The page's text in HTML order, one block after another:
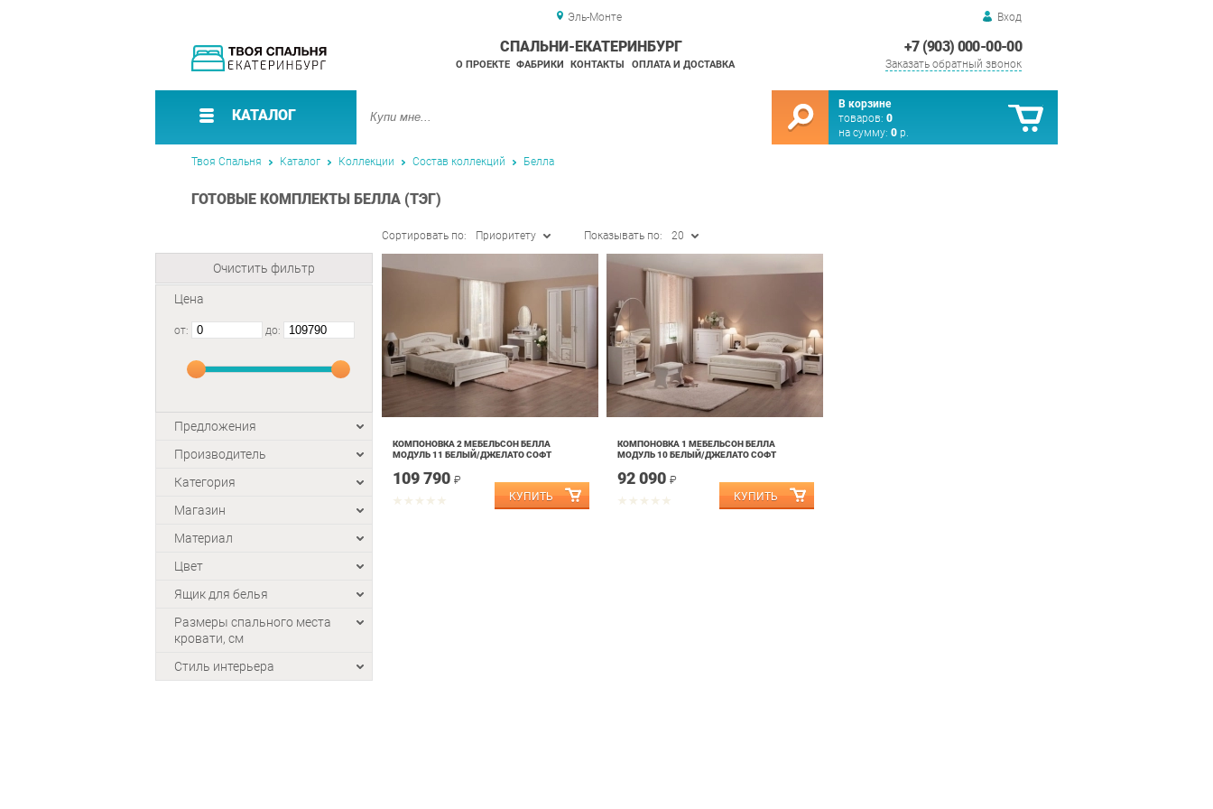
Эль-Монте Вход
+7 (903) 000-00-00
Заказать обратный звонок
СПАЛЬНИ-ЕКАТЕРИНБУРГ
О ПРОЕКТЕ ФАБРИКИ КОНТАКТЫ ОПЛАТА И ДОСТАВКА
КАТАЛОГ
В корзине
товаров: 0
на сумму: 0 р.
Твоя Спальня Каталог Коллекции Состав коллекций Белла
ГОТОВЫЕ КОМПЛЕКТЫ БЕЛЛА (ТЭГ)
Очистить фильтр
Цена
от: до:
Предложения
Производитель
Категория
Магазин
Материал
Цвет
Ящик для белья
Размеры спального места
кровати, см
Стиль интерьера
Сортировать по: Приоритету Показывать по: 20
КОМПОНОВКА 2 МЕБЕЛЬСОН БЕЛЛА
МОДУЛЬ 11 БЕЛЫЙ/ДЖЕЛАТО СОФТ
109 790 ₽
КОМПОНОВКА 1 МЕБЕЛЬСОН БЕЛЛА
МОДУЛЬ 10 БЕЛЫЙ/ДЖЕЛАТО СОФТ
92 090 ₽